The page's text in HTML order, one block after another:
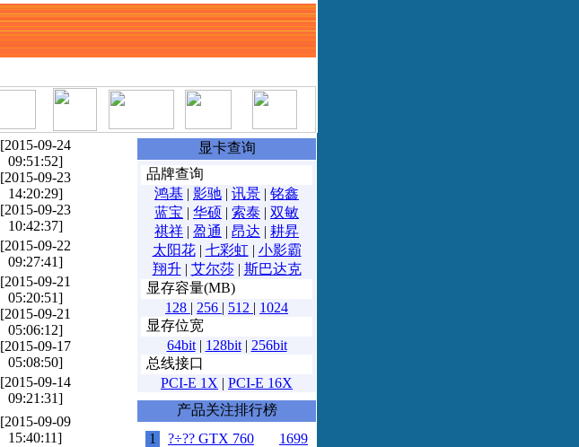
[2015-09-24
09:51:52]
[2015-09-23
14:20:29]
[2015-09-23
10:42:37]
[2015-09-22
09:27:41]
[2015-09-21
05:20:51]
[2015-09-21
05:06:12]
[2015-09-17
05:08:50]
[2015-09-14
09:21:31]
[2015-09-09
15:40:11]
显卡查询
品牌查询
鸿基 | 影驰 | 讯景 | 铭鑫
蓝宝 | 华硕 | 索泰 | 双敏
祺祥 | 盈通 | 昂达 | 耕昇
太阳花| 七彩虹| 小影霸
翔升| 艾尔莎| 斯巴达克
显存容量(MB)
128 | 256 | 512 | 1024
显存位宽
64bit| 128bit| 256bit
总线接口
PCI-E 1X | PCI-E 16X
产品关注排行榜
1
?÷?? GTX 760
1699